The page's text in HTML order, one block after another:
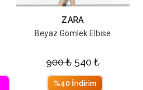
ZARA
Beyaz Gömlek Elbise
900₺ 540 ₺
%40 İndirim